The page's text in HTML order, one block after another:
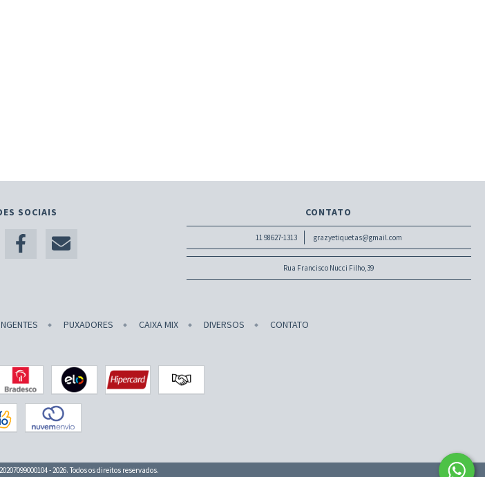
SOCIAIS CONTATO
11 98627-1313 grazyetiquetas@gmail.com
Rua Francisco Nucci Filho,39
PUXADORES CAIXA MIX DIVERSOS CONTATO
- 2026. Todos os direitos reservados.